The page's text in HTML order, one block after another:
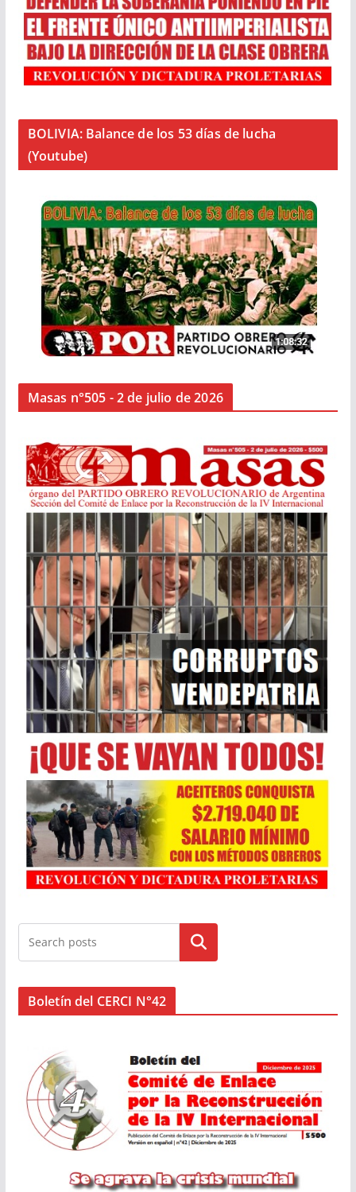
BOLIVIA: Balance de los 53 días de lucha
(Youtube)
Masas n°505 - 2 de julio de 2026
Buscar
Boletín del CERCI N°42